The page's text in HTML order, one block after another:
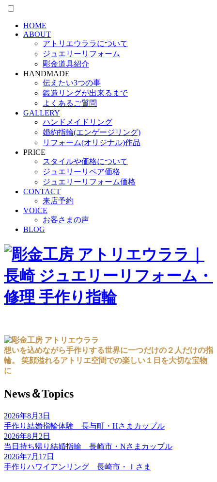
HOME
ABOUT
アトリエウララについて
ジュエリーリフォーム
彫金道具紹介
HANDMADE
伝えたい3つの事
鍛造リングが出来るまで
よくあるご質問
GALLERY
ハンドメイドリング
婚約指輪(エンゲージリング)
リフォーム(オリジナル)作品
PRICE
スタイルや価格について
ジュエリーリペア価格
ジュエリーリフォーム価格
CONTACT
来店予約
VOICE
お客さまの声
BLOG
想いを込めながら手作りする世界に一つだけの２人だけの指
輪。 笑顔溢れるアトリエ空間での楽しい１日を大切な宝物
に
News＆Topics
2026年8月3日
手作り結婚指輪体験 長与町・Hさまカップル
2026年8月2日
当日持ち帰り結婚指輪 長崎市・Nさまカップル
2026年7月17日
手作りハワイアンリング 長崎市・Ｉさま